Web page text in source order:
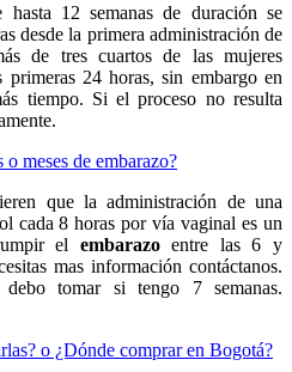
12 semanas de duración se
desde la primera administración de
de tres cuartos de las mujeres
24 horas, sin embargo en
tiempo. Si el proceso no resulta
o meses de embarazo?
que la administración de una
cada 8 horas por vía vaginal es un
el embarazoentre las 6 y
mas información contáctanos.
tomar si tengo 7 semanas.
o ¿Dónde comprar en Bogotá?